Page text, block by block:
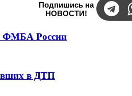
Подпишись на
НОВОСТИ!
ФМБА России
в ДТП